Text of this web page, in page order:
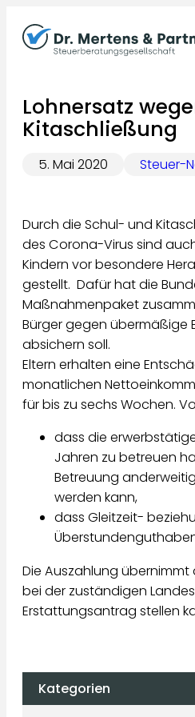
Inhalt
springen
Lohnersatz
Kitaschließung
5. Mai 2020 Steuer-
Durch die Schul- und
des Corona-Virus sind
Kindern vor besondere
gestellt. Dafür hat die
Maßnahmenpaket
Bürger gegen übermäßige
absichern soll.
Eltern erhalten eine
monatlichen
für bis zu sechs Wochen.
dass die
Jahren zu betreuen
Betreuung
werden kann,
dass Gleitzeit-
Die Auszahlung
bei der zuständigen
Erstattungsantrag stellen
Kategorien